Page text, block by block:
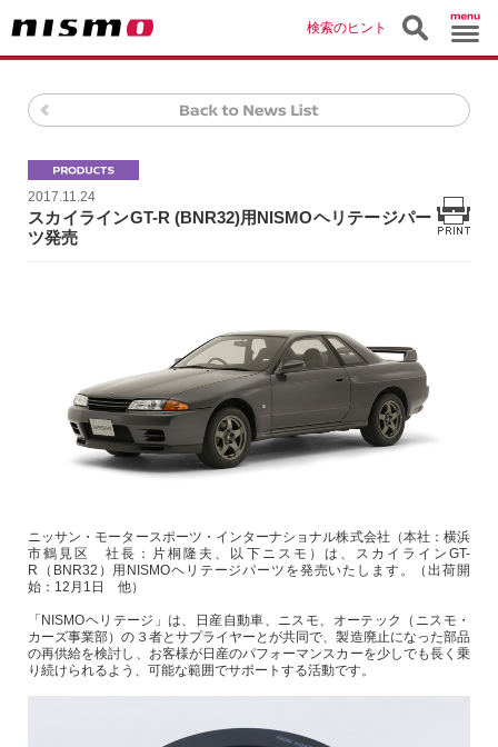
検索のヒント
2017.11.24
スカイラインGT-R (BNR32)用NISMOヘリテージパー
ツ発売
ニッサン・モータースポーツ・インターナショナル株式会社（本社：横浜
市鶴見区 社長：片桐隆夫、以下ニスモ）は、スカイラインGT-
R（BNR32）用NISMOヘリテージパーツを発売いたします。（出荷開
始：12月1日 他）
「NISMOヘリテージ」は、日産自動車、ニスモ、オーテック（ニスモ・
カーズ事業部）の３者とサプライヤーとが共同で、製造廃止になった部品
の再供給を検討し、お客様が日産のパフォーマンスカーを少しでも長く乗
り続けられるよう、可能な範囲でサポートする活動です。